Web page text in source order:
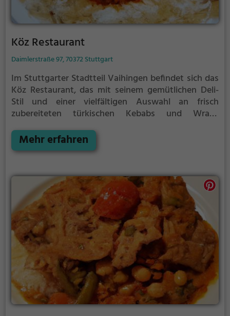
Köz Restaurant
Daimlerstraße 97, 70372 Stuttgart
Im Stuttgarter Stadtteil Vaihingen befindet sich das
Köz Restaurant, das mit seinem gemütlichen Deli-
Stil und einer vielfältigen Auswahl an frisch
zubereiteten türkischen Kebabs und Wraps
Atmosphäre türkische, europäische und mediterrane
Gerichte sowie gesunde und halal-Speisen genießen.
Küche erleben kann und sich kulinarisch verwöhnen
lassen kann. Tauche ein in die Welt des Köz
Restaurants und lass dich von den Köstlichkeiten
überraschen.
Mehr erfahren